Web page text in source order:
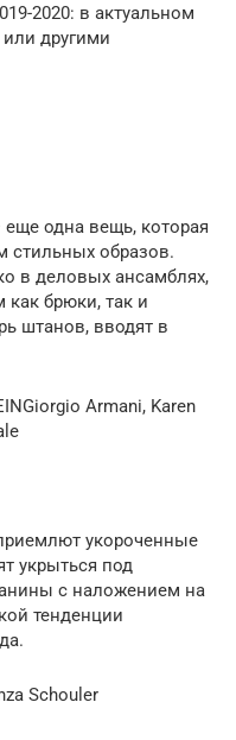
2020: в актуальном
другими
одна вещь, которая
стильных образов.
в деловых ансамблях,
брюки, так и
штанов, вводят в
Armani, Karen
укороченные
укрыться под
с наложением на
тенденции
Schouler